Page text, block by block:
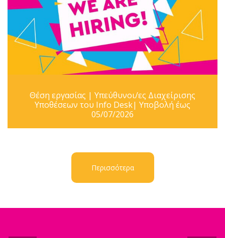
Θέση εργασίας | Υπεύθυνοι/ες Διαχείρισης
Υποθέσεων του Info Desk| Υποβολή έως
05/07/2026
Περισσότερα